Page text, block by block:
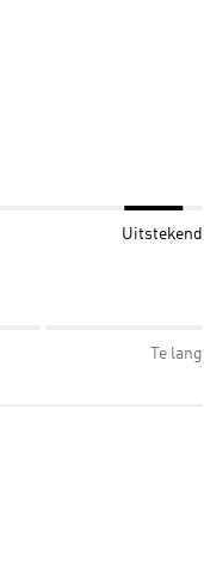
Uitstekend
Te lang